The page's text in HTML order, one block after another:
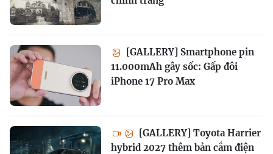
[GALLERY] Smartphone pin
11.000mAh gây sốc: Gấp đôi
iPhone 17 Pro Max
[GALLERY] Toyota Harrier
hybrid 2027 thêm bản cắm điện